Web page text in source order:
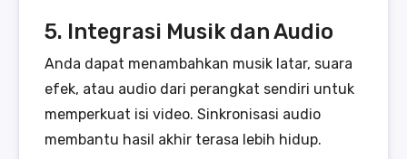
5. Integrasi Musik dan Audio
Anda dapat menambahkan musik latar, suara
efek, atau audio dari perangkat sendiri untuk
memperkuat isi video. Sinkronisasi audio
membantu hasil akhir terasa lebih hidup.